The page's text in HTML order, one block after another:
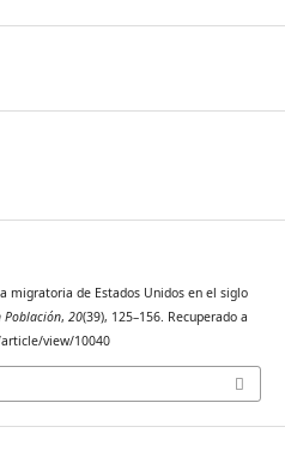
migratoria de Estados Unidos en el siglo
Población, 20(39), 125–156. Recuperado a
view/10040